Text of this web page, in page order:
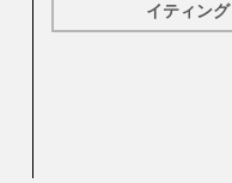
イティング